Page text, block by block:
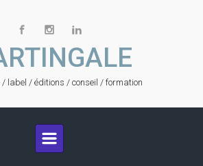
/ label / éditions / conseil / formation